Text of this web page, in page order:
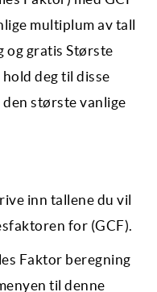
multiplum av tall
og gratis Største
deg til disse
største vanlige
inn tallene du vil
for (GCF).
Faktor beregning
til denne